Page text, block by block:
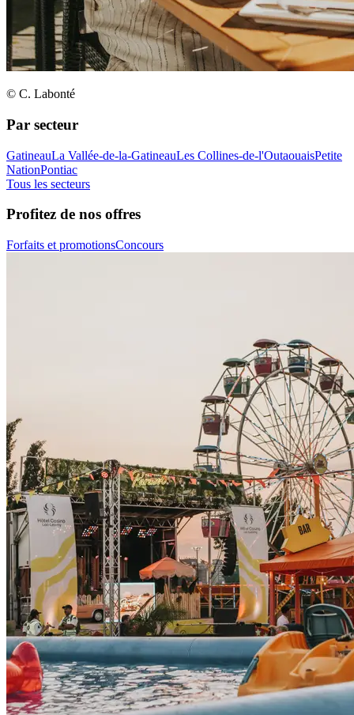
© C. Labonté
Par secteur
GatineauLa Vallée-de-la-GatineauLes Collines-de-l'OutaouaisPetite
NationPontiac
Tous les secteurs
Profitez de nos offres
Forfaits et promotionsConcours